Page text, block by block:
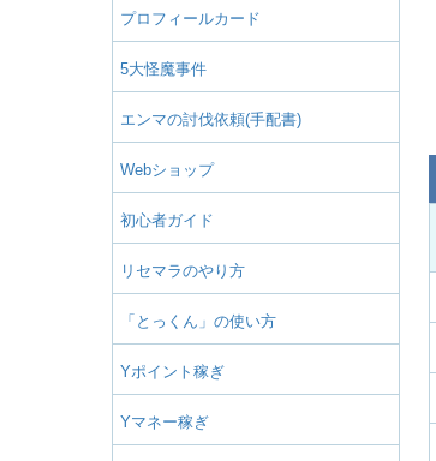
プロフィールカード
5大怪魔事件
エンマの討伐依頼(手配書)
Webショップ
初心者ガイド
リセマラのやり方
「とっくん」の使い方
Yポイント稼ぎ
Yマネー稼ぎ